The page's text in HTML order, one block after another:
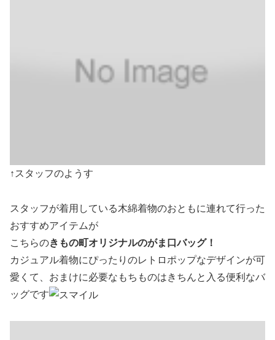
↑スタッフのようす
スタッフが着用している木綿着物のおともに連れて行った
おすすめアイテムが
こちらのきもの町オリジナルのがま口バッグ！
カジュアル着物にぴったりのレトロポップなデザインが可
愛くて、おまけに必要なもちものはきちんと入る便利なバ
ッグです